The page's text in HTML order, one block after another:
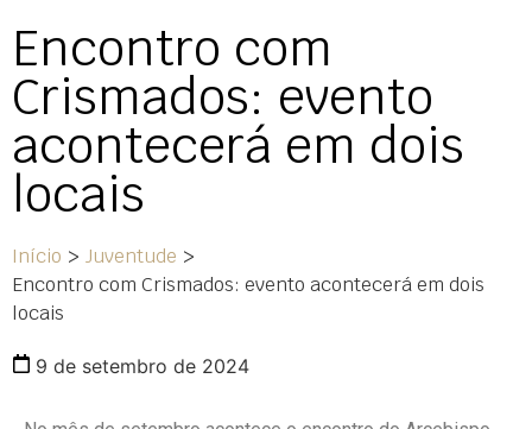
Encontro com
Crismados: evento
acontecerá em dois
locais
Início > Juventude >
Encontro com Crismados: evento acontecerá em dois
locais
9 de setembro de 2024